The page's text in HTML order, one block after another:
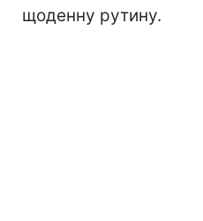
щоденну рутину.